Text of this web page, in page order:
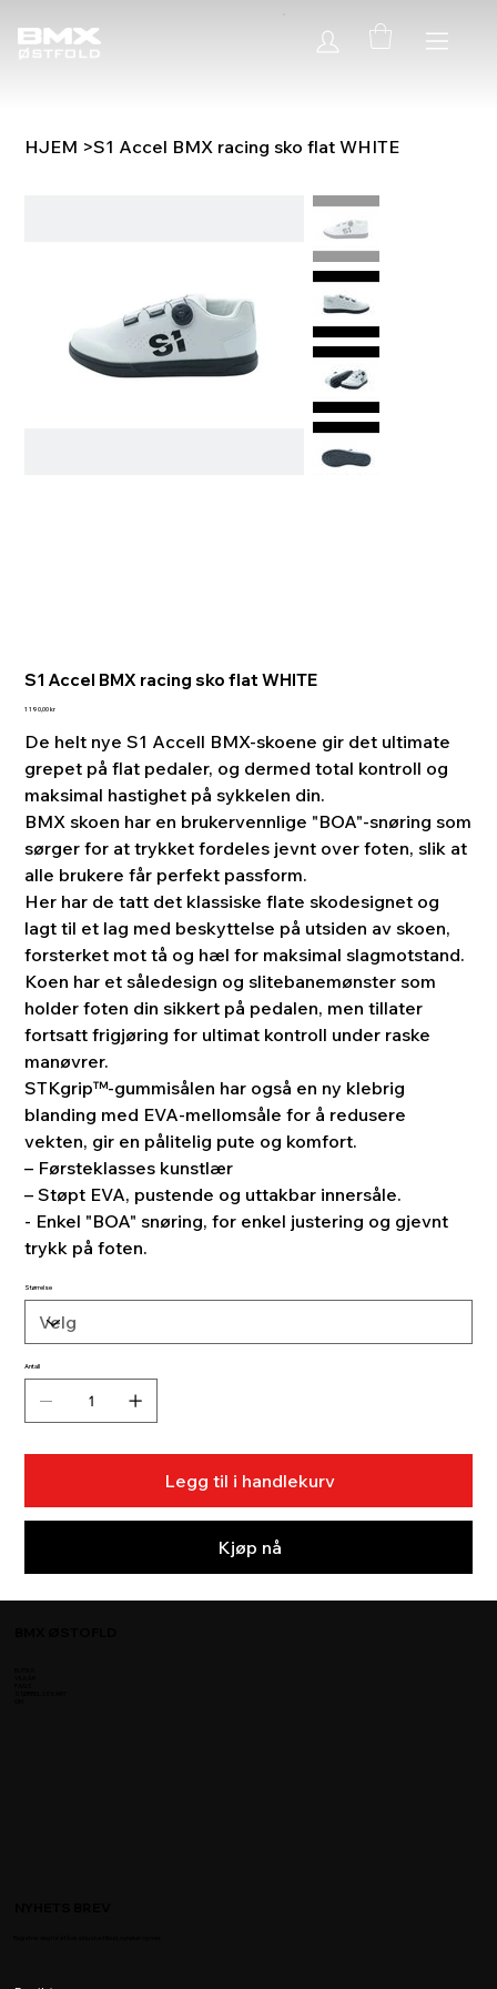
HJEM >S1 Accel BMX racing sko flat WHITE
S1 Accel BMX racing sko flat WHITE
Pris
1 190,00 kr
De helt nye S1 Accell BMX-skoene gir det ultimate
grepet på flat pedaler, og dermed total kontroll og
maksimal hastighet på sykkelen din.
BMX skoen har en brukervennlige "BOA"-snøring som
sørger for at trykket fordeles jevnt over foten, slik at
alle brukere får perfekt passform.
Her har de tatt det klassiske flate skodesignet og
lagt til et lag med beskyttelse på utsiden av skoen,
forsterket mot tå og hæl for maksimal slagmotstand.
Koen har et såledesign og slitebanemønster som
holder foten din sikkert på pedalen, men tillater
fortsatt frigjøring for ultimat kontroll under raske
manøvrer.
STKgrip™-gummisålen har også en ny klebrig
blanding med EVA-mellomsåle for å redusere
vekten, gir en pålitelig pute og komfort.
– Førsteklasses kunstlær
– Støpt EVA, pustende og uttakbar innersåle.
- Enkel "BOA" snøring, for enkel justering og gjevnt
trykk på foten.
Størrelse
Antall
Legg til i handlekurv
Kjøp nå